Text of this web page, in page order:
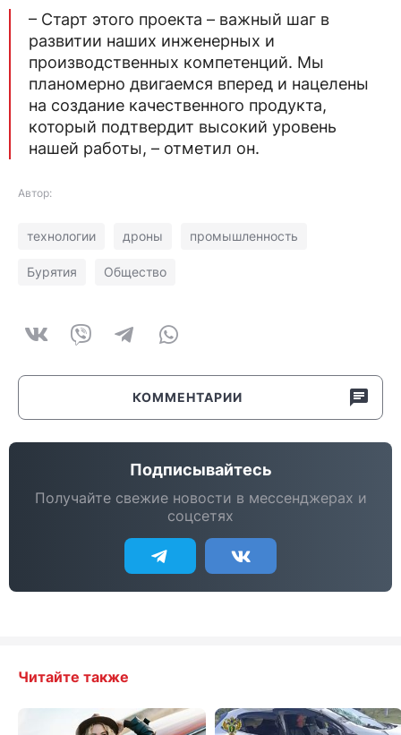
– Старт этого проекта – важный шаг в
развитии наших инженерных и
производственных компетенций. Мы
планомерно двигаемся вперед и нацелены
на создание качественного продукта,
который подтвердит высокий уровень
нашей работы, – отметил он.
Автор:
технологии дроны промышленность
Бурятия Общество
КОММЕНТАРИИ
Подписывайтесь
Получайте свежие новости в мессенджерах и
соцсетях
Читайте также